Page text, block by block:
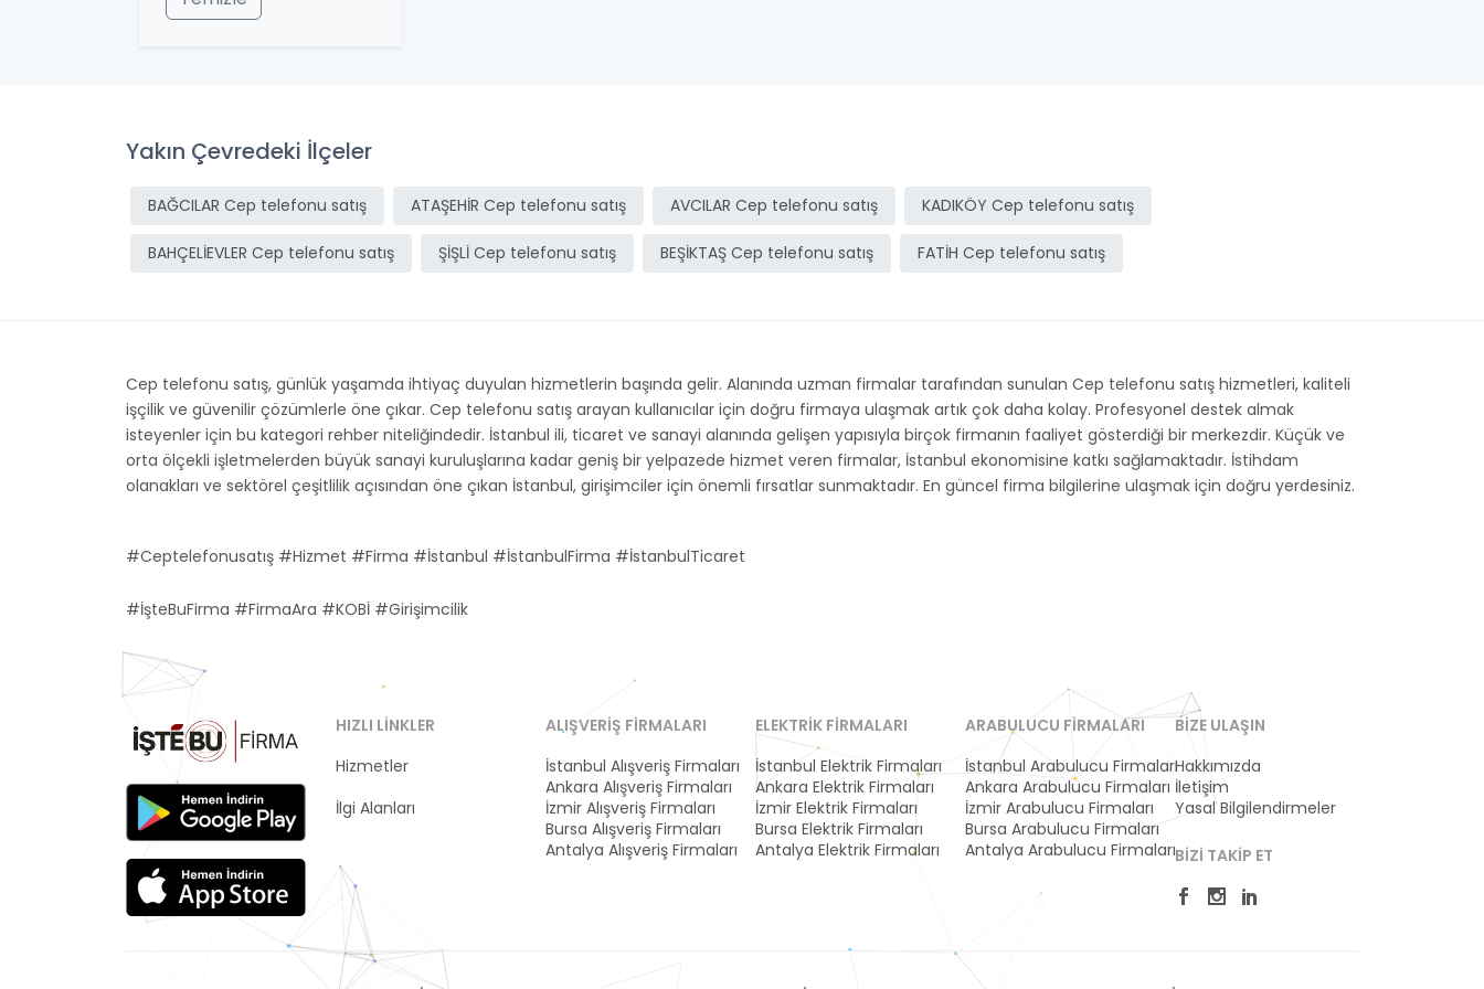
Yakın Çevredeki İlçeler
BAĞCILAR Cep telefonu satış ATAŞEHİR Cep telefonu satış AVCILAR Cep telefonu satış KADIKÖY Cep telefonu satış
BAHÇELİEVLER Cep telefonu satış ŞİŞLİ Cep telefonu satış BEŞİKTAŞ Cep telefonu satış FATİH Cep telefonu satış
Cep telefonu satış, günlük yaşamda ihtiyaç duyulan hizmetlerin başında gelir. Alanında uzman firmalar tarafından sunulan Cep telefonu satış hizmetleri, kaliteli
işçilik ve güvenilir çözümlerle öne çıkar. Cep telefonu satış arayan kullanıcılar için doğru firmaya ulaşmak artık çok daha kolay. Profesyonel destek almak
isteyenler için bu kategori rehber niteliğindedir. İstanbul ili, ticaret ve sanayi alanında gelişen yapısıyla birçok firmanın faaliyet gösterdiği bir merkezdir. Küçük ve
orta ölçekli işletmelerden büyük sanayi kuruluşlarına kadar geniş bir yelpazede hizmet veren firmalar, İstanbul ekonomisine katkı sağlamaktadır. İstihdam
olanakları ve sektörel çeşitlilik açısından öne çıkan İstanbul, girişimciler için önemli fırsatlar sunmaktadır. En güncel firma bilgilerine ulaşmak için doğru yerdesiniz.
#Ceptelefonusatış #Hizmet #Firma #İstanbul #İstanbulFirma #İstanbulTicaret
#İşteBuFirma #FirmaAra #KOBİ #Girişimcilik
HIZLI LINKLER
Hizmetler
İlgi Alanları
ALIŞVERIŞ FIRMALARI
İstanbul Alışveriş Firmaları
Ankara Alışveriş Firmaları
İzmir Alışveriş Firmaları
Bursa Alışveriş Firmaları
Antalya Alışveriş Firmaları
ELEKTRIK FIRMALARI
İstanbul Elektrik Firmaları
Ankara Elektrik Firmaları
İzmir Elektrik Firmaları
Bursa Elektrik Firmaları
Antalya Elektrik Firmaları
ARABULUCU FIRMALARI
İstanbul Arabulucu Firmaları
Ankara Arabulucu Firmaları
İzmir Arabulucu Firmaları
Bursa Arabulucu Firmaları
Antalya Arabulucu Firmaları
BIZE ULAŞIN
Hakkımızda
İletişim
Yasal Bilgilendirmeler
BIZI TAKIP ET